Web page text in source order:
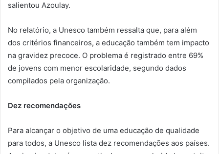
salientou Azoulay.
No relatório, a Unesco também ressalta que, para além
dos critérios financeiros, a educação também tem impacto
na gravidez precoce. O problema é registrado entre 69%
de jovens com menor escolaridade, segundo dados
compilados pela organização.
Dez recomendações
Para alcançar o objetivo de uma educação de qualidade
para todos, a Unesco lista dez recomendações aos países.